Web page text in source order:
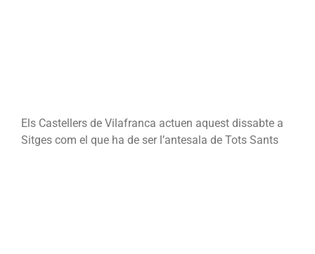
Els Castellers de Vilafranca actuen aquest dissabte a
Sitges com el que ha de ser l’antesala de Tots Sants